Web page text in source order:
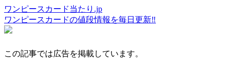
ワンピースカード当たり.jp
ワンピースカードの値段情報を毎日更新‼
この記事では広告を掲載しています。